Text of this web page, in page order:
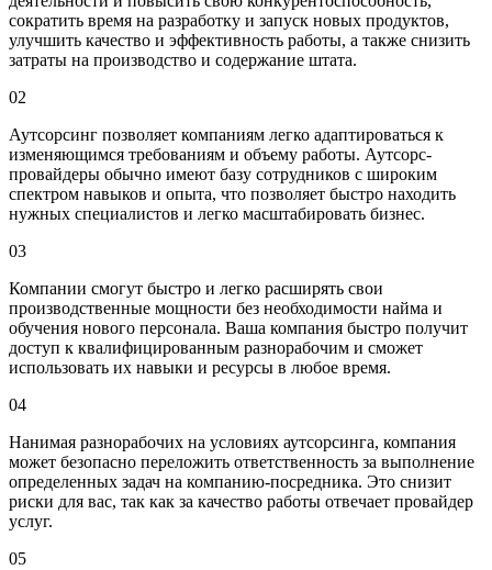
сократить время на разработку и запуск новых продуктов,
улучшить качество и эффективность работы, а также снизить
затраты на производство и содержание штата.
02
Аутсорсинг позволяет компаниям легко адаптироваться к
изменяющимся требованиям и объему работы. Аутсорс-
провайдеры обычно имеют базу сотрудников с широким
спектром навыков и опыта, что позволяет быстро находить
нужных специалистов и легко масштабировать бизнес.
03
Компании смогут быстро и легко расширять свои
производственные мощности без необходимости найма и
обучения нового персонала. Ваша компания быстро получит
доступ к квалифицированным разнорабочим и сможет
использовать их навыки и ресурсы в любое время.
04
Нанимая разнорабочих на условиях аутсорсинга, компания
может безопасно переложить ответственность за выполнение
определенных задач на компанию-посредника. Это снизит
риски для вас, так как за качество работы отвечает провайдер
услуг.
05